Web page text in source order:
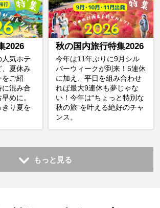
2026
気ホテ
、夏休み
をご紹
混み合
めに。
り夏を
秋の国内旅行特集2026
今年は11年ぶりに9月シル
バーウィークが到来！5連休
に加え、平日を組み合わせ
れば最大9連休も夢じゃな
い！今年は“ちょっと特別な
秋の旅”を叶える絶好のチャ
ンス。
もっと見る